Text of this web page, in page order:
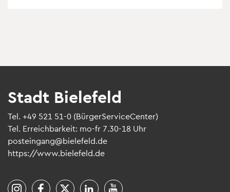
Stadt Bie­le­feld
Tel. +49 521 51-0 (Bür­ger­Ser­vice­Cen­ter)
Tel. Erreich­bar­keit: mo-fr 7.30-18 Uhr
post­ein­gang@​bielefeld.​de
https://​www.​bielefeld.​de